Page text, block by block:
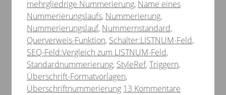
mehrgliedrige Nummerierung, Name eines
Nummerierungslaufs, Nummerierung,
Nummerierungslauf, Nummernstandard,
Querverweis-Funktion, Schalter:LISTNUM-Feld,
SEQ-Feld:Vergleich zum LISTNUM-Feld,
Standardnummerierung, StyleRef,Triggern,
Überschrift-Formatvorlagen,
Überschriftnummerierung 13 Kommentare